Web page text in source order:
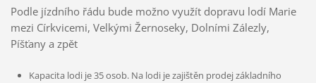
Podle jízdního řádu bude možno využít dopravu lodí Marie
mezi Církvicemi, Velkými Žernoseky, Dolními Zálezly,
Píšťany a zpět
Kapacita lodi je 35 osob. Na lodi je zajištěn prodej základního